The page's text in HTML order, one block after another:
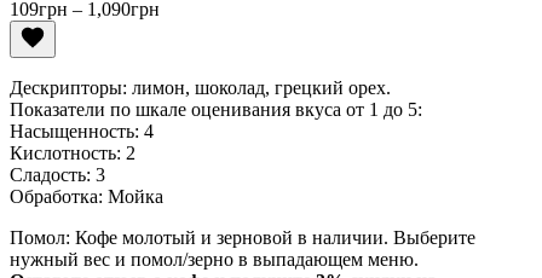
109грн – 1,090грн
1,090грн
Дескрипторы: лимон, шоколад, грецкий орех.
Показатели по шкале оценивания вкуса от 1 до 5:
Насыщенность: 4
Кислотность: 2
Сладость: 3
Обработка: Мойка
Помол: Кофе молотый и зерновой в наличии. Выберите
нужный вес и помол/зерно в выпадающем меню.